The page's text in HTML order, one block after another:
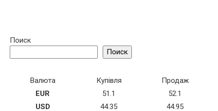
Поиск
Поиск
Валюта Купівля
Продаж
EUR
51.1
52.1
USD
44.35 44.95